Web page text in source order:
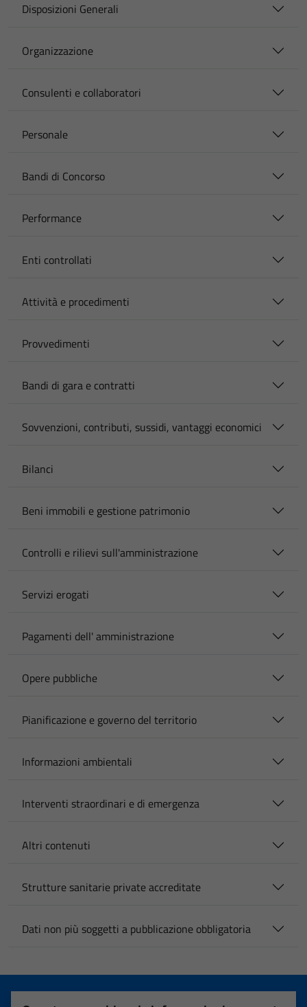
Disposizioni Generali
Organizzazione
Consulenti e collaboratori
Personale
Bandi di Concorso
Performance
Enti controllati
Attività e procedimenti
Provvedimenti
Bandi di gara e contratti
Sovvenzioni, contributi, sussidi, vantaggi economici
Bilanci
Beni immobili e gestione patrimonio
Controlli e rilievi sull'amministrazione
Servizi erogati
Pagamenti dell' amministrazione
Opere pubbliche
Pianificazione e governo del territorio
Informazioni ambientali
Interventi straordinari e di emergenza
Altri contenuti
Strutture sanitarie private accreditate
Dati non più soggetti a pubblicazione obbligatoria